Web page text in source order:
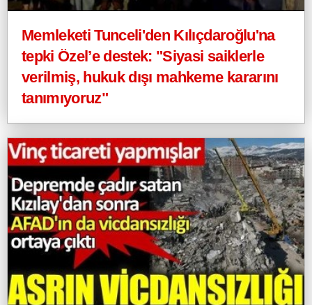
Memleketi Tunceli'den Kılıçdaroğlu'na
tepki Özel’e destek: "Siyasi saiklerle
verilmiş, hukuk dışı mahkeme kararını
tanımıyoruz"